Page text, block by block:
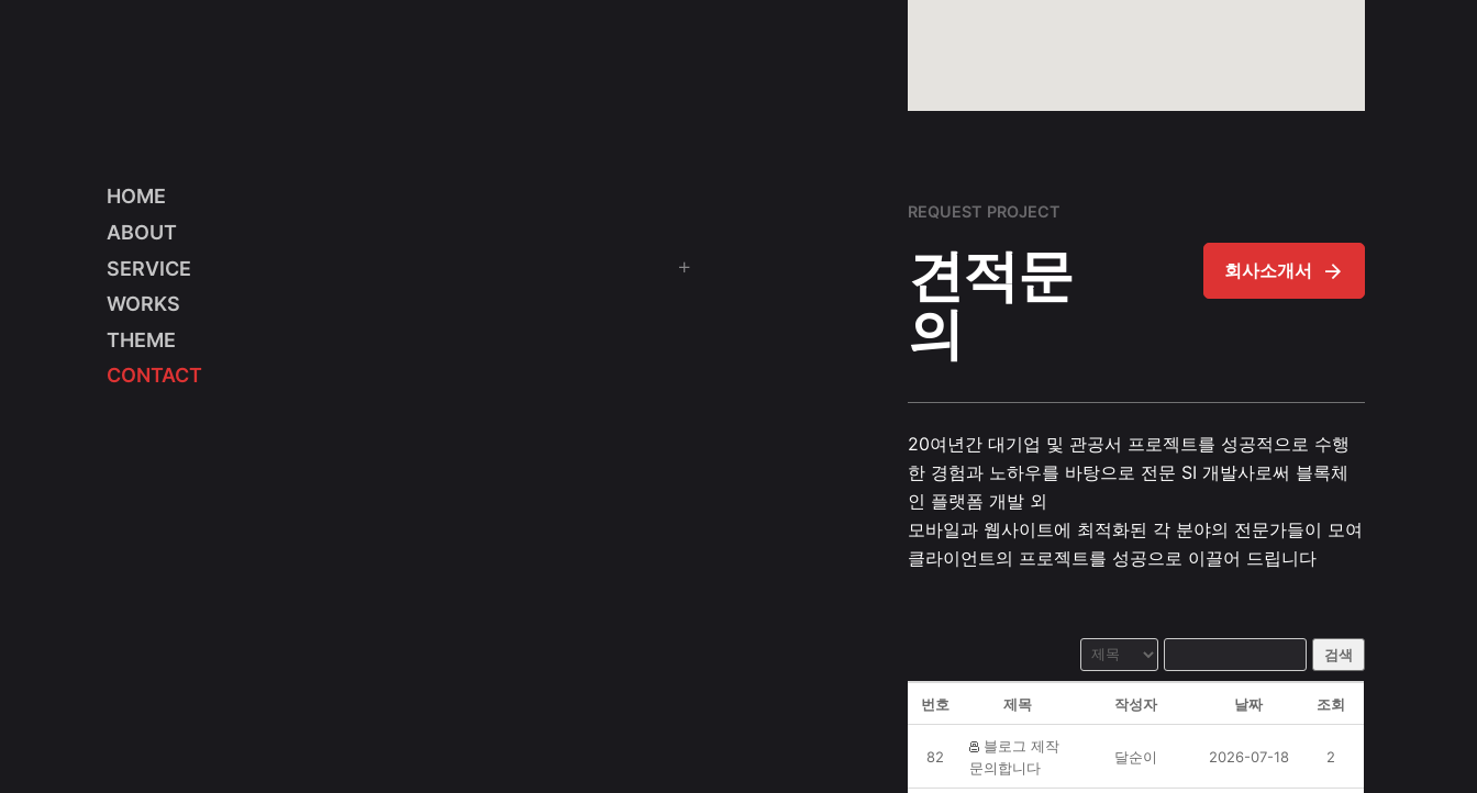
HOME
ABOUT
SERVICE
WORKS
THEME
CONTACT
REQUEST PROJECT
견적문
의
회사소개서
20여년간 대기업 및 관공서 프로젝트를 성공적으로 수행
한 경험과 노하우를 바탕으로 전문 SI 개발사로써 블록체
인 플랫폼 개발 외
모바일과 웹사이트에 최적화된 각 분야의 전문가들이 모여
클라이언트의 프로젝트를 성공으로 이끌어 드립니다
검색
번호 제목 작성자 날짜 조회
82
블로그 제작
문의합니다
달순이 2026-07-18 2